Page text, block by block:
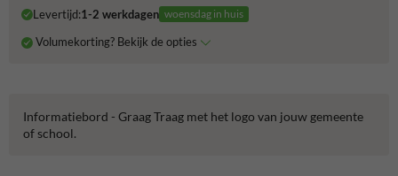
Levertijd:1-2 werkdagen woensdag in huis
Volumekorting? Bekijk de opties
Informatiebord - Graag Traag met het logo van jouw gemeente
of school.